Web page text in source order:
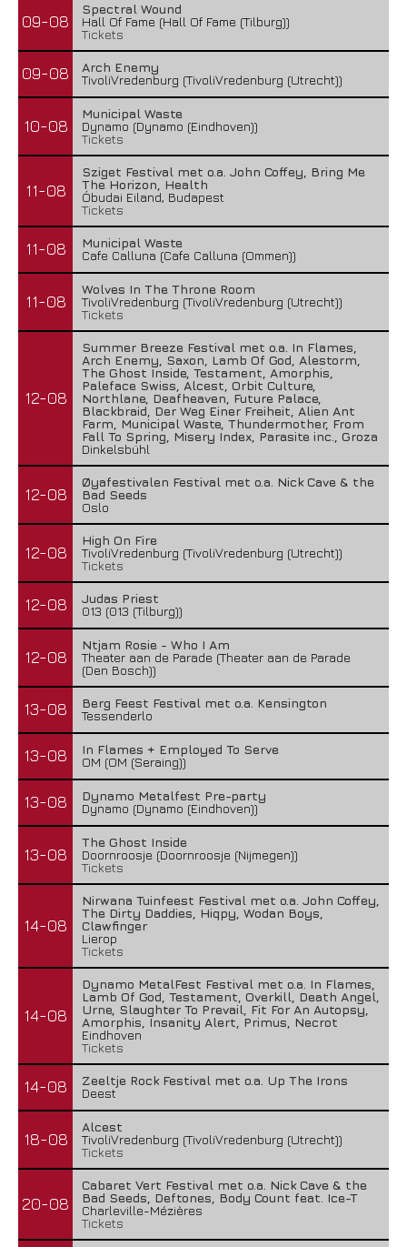
09-08
Spectral Wound
Hall Of Fame (Hall Of Fame (Tilburg))
Tickets
09-08
Arch Enemy
TivoliVredenburg (TivoliVredenburg (Utrecht))
10-08
Municipal Waste
Dynamo (Dynamo (Eindhoven))
Tickets
11-08
Sziget Festival met o.a. John Coffey, Bring Me
The Horizon, Health
Óbudai Eiland, Budapest
Tickets
11-08
Municipal Waste
Cafe Calluna (Cafe Calluna (Ommen))
11-08
Wolves In The Throne Room
TivoliVredenburg (TivoliVredenburg (Utrecht))
Tickets
12-08
Summer Breeze Festival met o.a. In Flames,
Arch Enemy, Saxon, Lamb Of God, Alestorm,
The Ghost Inside, Testament, Amorphis,
Paleface Swiss, Alcest, Orbit Culture,
Northlane, Deafheaven, Future Palace,
Blackbraid, Der Weg Einer Freiheit, Alien Ant
Farm, Municipal Waste, Thundermother, From
Fall To Spring, Misery Index, Parasite inc., Groza
Dinkelsbühl
12-08
Øyafestivalen Festival met o.a. Nick Cave & the
Bad Seeds
Oslo
12-08
High On Fire
TivoliVredenburg (TivoliVredenburg (Utrecht))
Tickets
12-08
Judas Priest
013 (013 (Tilburg))
12-08
Ntjam Rosie - Who I Am
Theater aan de Parade (Theater aan de Parade
(Den Bosch))
13-08
Berg Feest Festival met o.a. Kensington
Tessenderlo
13-08
In Flames + Employed To Serve
OM (OM (Seraing))
13-08
Dynamo Metalfest Pre-party
Dynamo (Dynamo (Eindhoven))
13-08
The Ghost Inside
Doornroosje (Doornroosje (Nijmegen))
Tickets
14-08
Nirwana Tuinfeest Festival met o.a. John Coffey,
The Dirty Daddies, Hiqpy, Wodan Boys,
Clawfinger
Lierop
Tickets
14-08
Dynamo MetalFest Festival met o.a. In Flames,
Lamb Of God, Testament, Overkill, Death Angel,
Urne, Slaughter To Prevail, Fit For An Autopsy,
Amorphis, Insanity Alert, Primus, Necrot
Eindhoven
Tickets
14-08
Zeeltje Rock Festival met o.a. Up The Irons
Deest
18-08
Alcest
TivoliVredenburg (TivoliVredenburg (Utrecht))
Tickets
20-08
Cabaret Vert Festival met o.a. Nick Cave & the
Bad Seeds, Deftones, Body Count feat. Ice-T
Charleville-Mézières
Tickets